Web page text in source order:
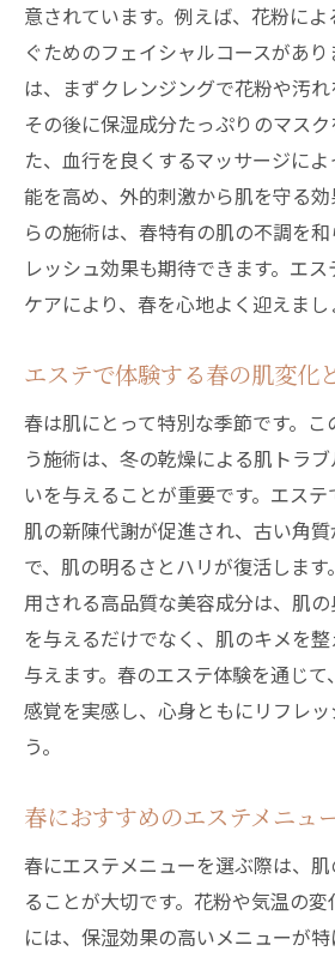
意されています。例えば、花粉に
ぐためのフェイシャルコースがあ
は、まずクレンジングで花粉や汚れ
その後に保湿成分たっぷりのマス
た、血行を良くするマッサージに
能を高め、外的刺激から肌を守る
らの施術は、春特有の肌の不調を
レッシュ効果も期待できます。エ
ケアにより、春を心地よく迎えまし
エステで体験する春の肌変化
春は肌にとって特別な季節です。
う施術は、冬の乾燥による肌トラ
いを与えることが重要です。エステ
肌の新陳代謝が促進され、古い角
で、肌の明るさとハリが復活しま
用される高品質な美容成分は、肌
を与えるだけでなく、肌のキメを
与えます。春のエステ体験を通じ
感覚を実感し、心身ともにリフレ
う。
春におすすめのエステメニュ
春にエステメニューを選ぶ際は、
ることが大切です。花粉や気温の
には、保湿効果の高いメニューが